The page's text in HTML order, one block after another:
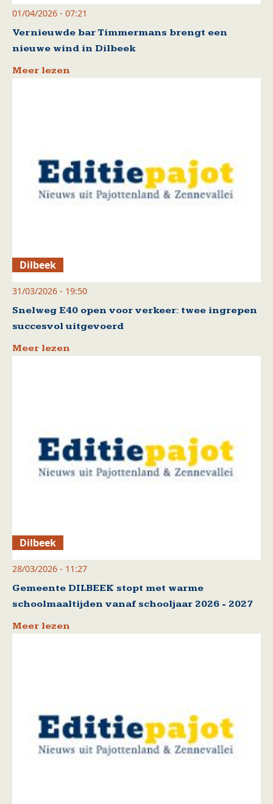
01/04/2026 - 07:21
Vernieuwde bar Timmermans brengt een
nieuwe wind in Dilbeek
Meer lezen
Dilbeek
31/03/2026 - 19:50
Snelweg E40 open voor verkeer: twee ingrepen
succesvol uitgevoerd
Meer lezen
Dilbeek
28/03/2026 - 11:27
Gemeente DILBEEK stopt met warme
schoolmaaltijden vanaf schooljaar 2026 - 2027
Meer lezen